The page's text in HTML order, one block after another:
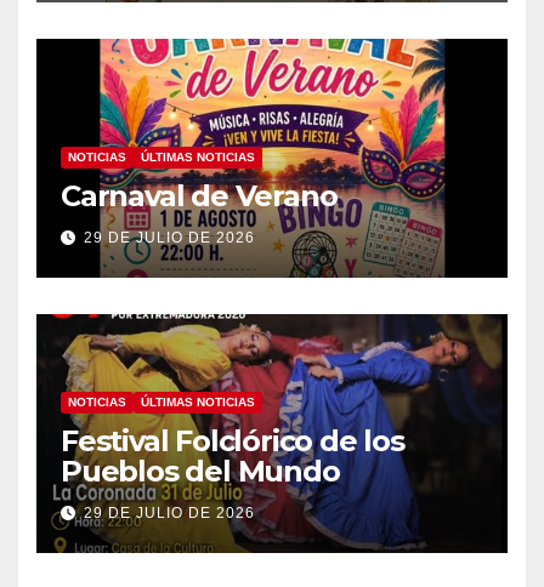
NOTICIAS ÚLTIMAS NOTICIAS
Carnaval de Verano
29 DE JULIO DE 2026
NOTICIAS ÚLTIMAS NOTICIAS
Festival Folclórico de los
Pueblos del Mundo
29 DE JULIO DE 2026